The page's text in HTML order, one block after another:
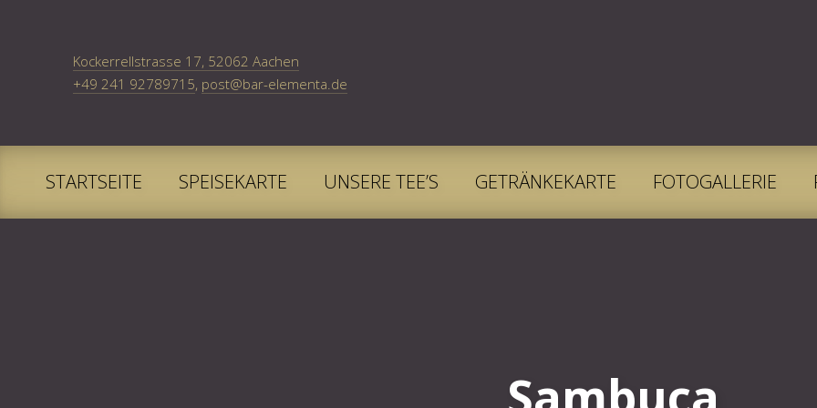
Kockerrellstrasse 17, 52062 Aachen
+49 241 92789715, post@bar-elementa.de
STARTSEITE SPEISEKARTE UNSERE TEE’S GETRÄNKEKARTE FOTOGALLERIE